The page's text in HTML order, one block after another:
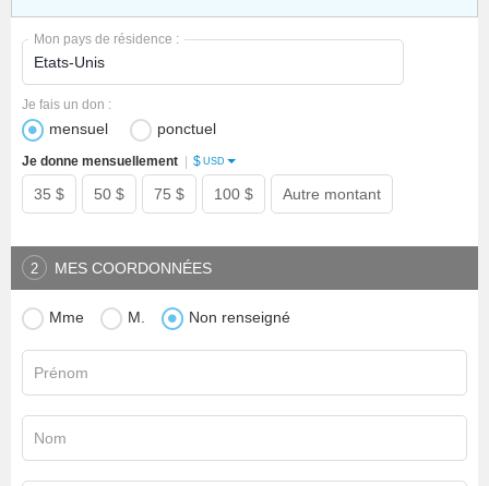
Mon pays de résidence :
mensuel ponctuel
Je fais un don :
35 $ 50 $ 75 $ 100 $ Autre montant
Je donne mensuellement $ USD
2 MES COORDONNÉES
Mme M. Non renseigné
Prénom
Nom